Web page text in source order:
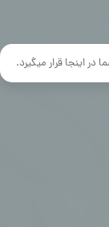
اینجا قرار میگیرد.